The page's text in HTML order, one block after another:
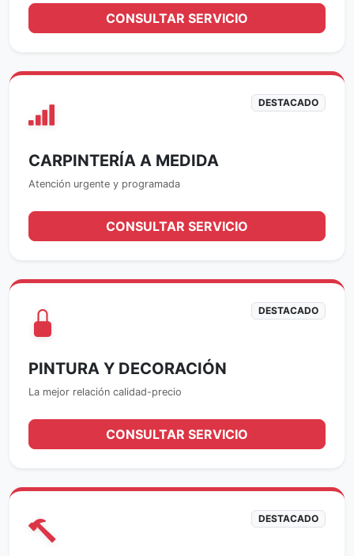
CONSULTAR SERVICIO
DESTACADO
CARPINTERÍA A MEDIDA
Atención urgente y programada
CONSULTAR SERVICIO
DESTACADO
PINTURA Y DECORACIÓN
La mejor relación calidad-precio
CONSULTAR SERVICIO
DESTACADO